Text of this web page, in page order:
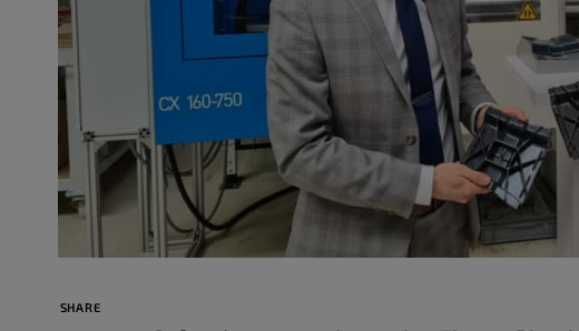
SHARE